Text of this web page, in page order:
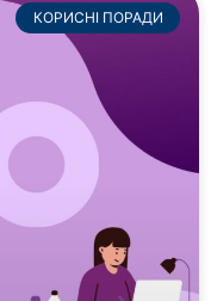
КОРИСНІ ПОРАДИ